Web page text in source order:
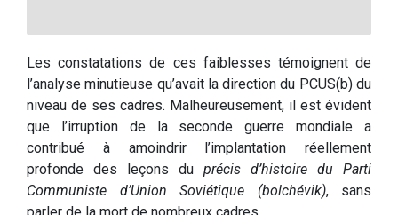
Les constatations de ces faiblesses témoignent de
l’analyse minutieuse qu’avait la direction du PCUS(b) du
niveau de ses cadres. Malheureusement, il est évident
que l’irruption de la seconde guerre mondiale a
contribué à amoindrir l’implantation réellement
profonde des leçons du précis d’histoire du Parti
Communiste d’Union Soviétique (bolchévik), sans